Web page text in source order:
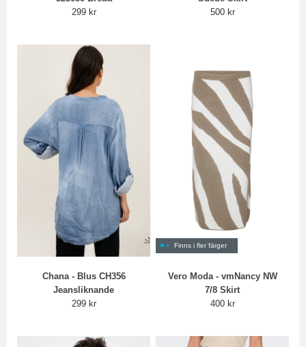
299 kr
500 kr
Chana - Blus CH356
Jeansliknande
299 kr
Finns i fler färger
Vero Moda - vmNancy NW
7/8 Skirt
400 kr